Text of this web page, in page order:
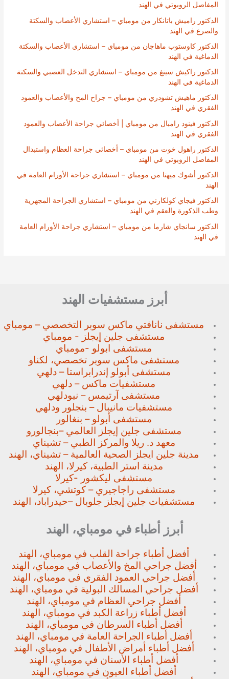
المفاصل الروبوتي في الهند
الدكتور راميش باتانكار من مومباي – استشاري الأعصاب والسكتة
والصرع في الهند
الدكتور كاوستوب ماهاجان من مومباي – استشاري الأعصاب والسكتة
الدماغية في الهند
الدكتور راكيش سينغ من مومباي – استشاري التدخل العصبي والسكتة
الدماغية في الهند
الدكتور ماهيش تشودري من مومباي – جراح المخ والأعصاب والعمود
الفقري في الهند
الدكتور فينود رامبال من مومباي | أخصائي جراحة الأعصاب والعمود
الفقري في الهند
الدكتور راهول خوت من مومباي – أخصائي جراحة العظام واستبدال
المفاصل الروبوتي في الهند
الدكتور أشوك ميهتا من مومباي – استشاري جراحة الأورام العامة في
الهند
الدكتور فيجاي كولكارني من مومباي – استشاري الجراحة المجهرية
وطب الذكورة والعقم في الهند
الدكتور سانجاي شارما من مومباي – استشاري جراحة الأورام العامة
في الهند
أبرز مستشفيات الهند
مستشفى نانافتي ماكس سوبر التخصصي – مومباي
مستشفى جلين إيجلز - مومباي
مستشفى ابولو -مومباي
مستشفى ماكس سوبر تخصصي، لكناو
مستشفى أبولو إندرابراستا – دلهي
مستشفيات ماكس – دلهي
مستشفى آرتيمس – نيودلهي
مستشفيات مانيبال – بنجلور ودلهي
مستشفى أبولو – بنغالور
مستشفى جلين إيجلز العالمي –بنجالورو
معهد د. ريلا والمركز الطبي – تشيناي
مدينة جلين ايجلز الصحية العالمية – تشيناي، الهند
مدينة استر الطبية، كيرلا، الهند
مستشفى ليكشور -كيرلا
مستشفى راجاجيري – كوتشي، كيرلا
مستشفيات جلين إيجلز جلوبال –حيدراباد، الهند
أبرز أطباء في مومباي، الهند
أفضل أطباء جراحة القلب في مومباي، الهند
أفضل جراحي المخ والأعصاب في مومباي، الهند
أفضل جراحي العمود الفقري في مومباي، الهند
أفضل جراحي المسالك البولية في مومباي، الهند
أفضل جراحي العظام في مومباي، الهند
أفضل أطباء زراعة الكبد في مومباي، الهند
أفضل أطباء السرطان في مومباي، الهند
أفضل أطباء الجراحة العامة في مومباي، الهند
أفضل أطباء أمراض الأطفال في مومباي، الهند
أفضل أطباء الأسنان في مومباي، الهند
أفضل أطباء العيون في مومباي، الهند